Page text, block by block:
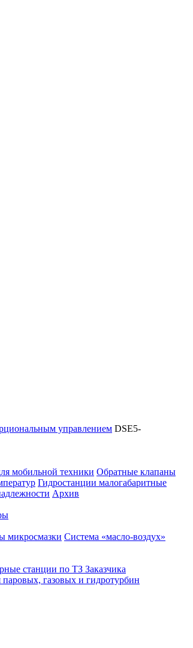
управлением DSE5-
мобильной техники Обратные клапаны
Гидростанции малогабаритные
Архив
микросмазки Система «масло-воздух»
станции по ТЗ Заказчика
газовых и гидротурбин